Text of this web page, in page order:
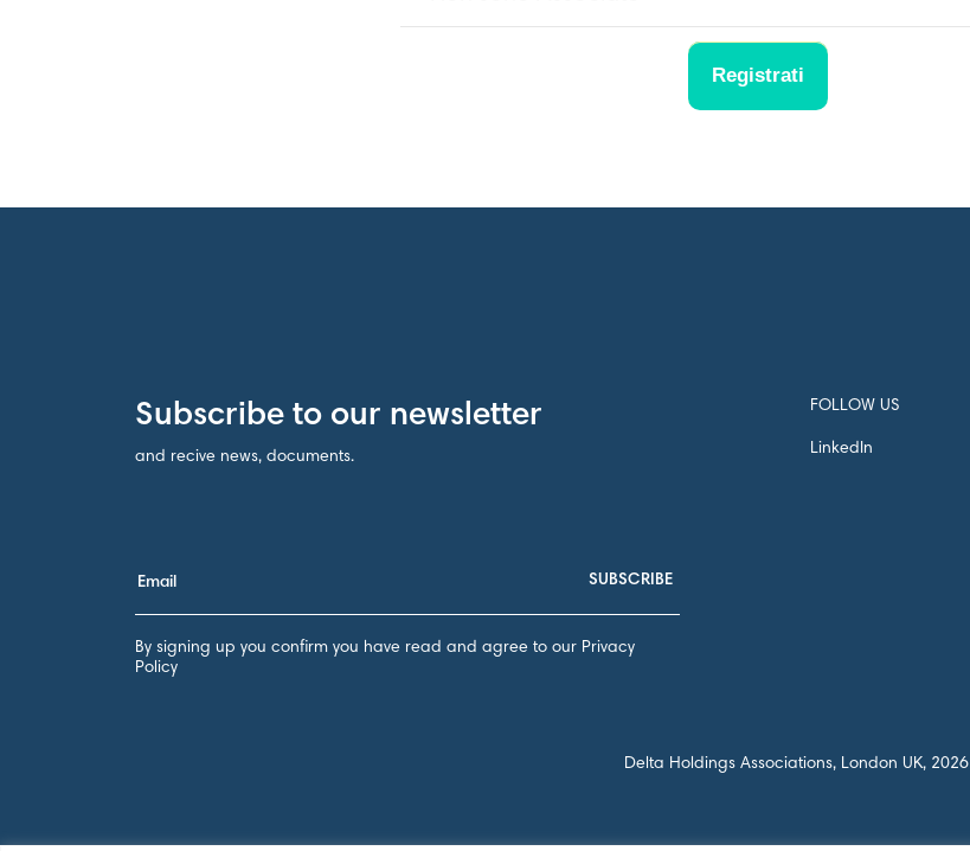
Registrati
Subscribe to our newsletter
and recive news, documents.
By signing up you confirm you have read and agree to our Privacy
Policy
FOLLOW US
LinkedIn
Delta Holdings Associations, London UK, 2026